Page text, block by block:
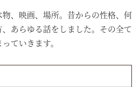
、映画、場所。昔からの性格、何
あらゆる話をしました。その全て
ていきます。